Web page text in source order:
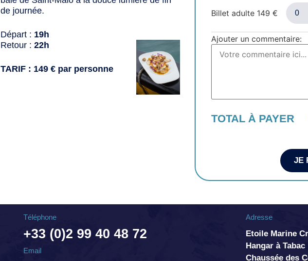
de journée.
Départ : 19h
Retour : 22h
TARIF : 149 € par personne
Billet adulte 149 €
Ajouter un commentaire:
TOTAL À PAYER
JE
Téléphone
+33 (0)2 99 40 48 72
Email
Adresse
Etoile Marine
Hangar à Tabac
Chaussée des